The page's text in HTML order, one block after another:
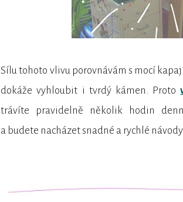
Sílu tohoto vlivu porovnávám s mocí
dokáže vyhloubit i tvrdý kámen. Proto
trávíte pravidelně několik hodin
a budete nacházet snadné a rychlé